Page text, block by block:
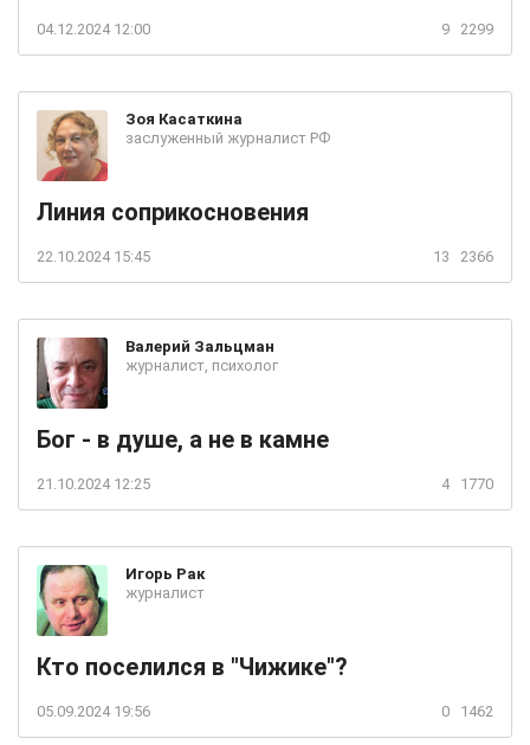
04.12.2024 12:00 9 2299
Зоя Касаткина
заслуженный журналист РФ
Линия соприкосновения
22.10.2024 15:45 13 2366
Валерий Зальцман
журналист, психолог
Бог - в душе, а не в камне
21.10.2024 12:25 4 1770
Игорь Рак
журналист
Кто поселился в "Чижике"?
05.09.2024 19:56 0 1462